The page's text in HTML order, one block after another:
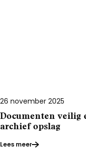
26 november 2025
Documenten veilig
archief opslag
Lees meer